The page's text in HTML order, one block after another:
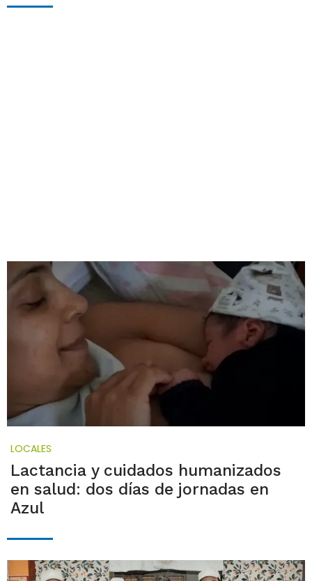
LOCALES
Lactancia y cuidados humanizados
en salud: dos días de jornadas en
Azul